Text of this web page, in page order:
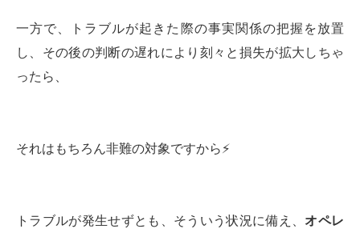
一方で、トラブルが起きた際の事実関係の把握を放置
し、その後の判断の遅れにより刻々と損失が拡大しちゃ
ったら、
それはもちろん非難の対象ですから⚡️
トラブルが発生せずとも、そういう状況に備え、 オペレ